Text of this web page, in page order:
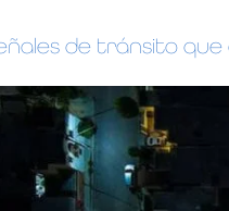
de tránsito